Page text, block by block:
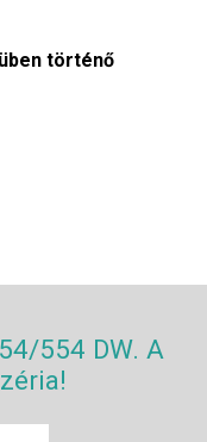
történő
554 DW. A